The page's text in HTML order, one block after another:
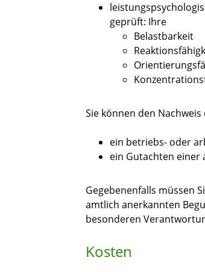
geprüft: Ihre
Belastbarkeit
Sie können den
ein betriebs- oder
ein Gutachten einer
Gegebenenfalls müssen
amtlich anerkannten
besonderen
Kosten